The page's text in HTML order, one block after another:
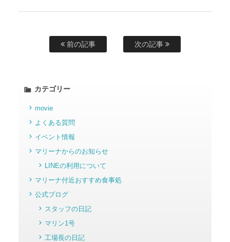
前の記事 次の記事
カテゴリー
movie
よくある質問
イベント情報
マリーナからのお知らせ
LINEの利用について
マリーナ付近おすすめ食事処
公式ブログ
スタッフの日記
マリン1号
工場長の日記